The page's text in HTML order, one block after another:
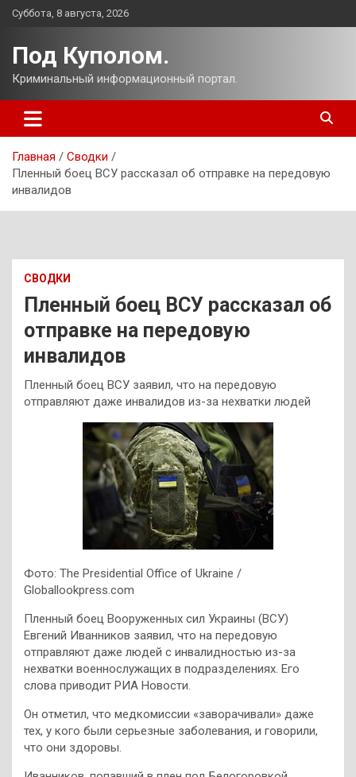
Перейти
Суббота, 8 августа, 2026
Под Куполом.
Криминальный информационный портал.
Главная
Сводки
Пленный боец ВСУ рассказал об отправке на передовую
инвалидов
СВОДКИ
Пленный боец ВСУ рассказал об
отправке на передовую
инвалидов
Пленный боец ВСУ заявил, что на передовую
отправляют даже инвалидов из-за нехватки людей
Фото: The Presidential Office of Ukraine /
Globallookpress.com
Пленный боец Вооруженных сил Украины (ВСУ)
Евгений Иванников заявил, что на передовую
отправляют даже людей с инвалидностью из-за
нехватки военнослужащих в подразделениях. Его
слова приводит РИА Новости.
Он отметил, что медкомиссии «заворачивали» даже
тех, у кого были серьезные заболевания, и говорили,
что они здоровы.